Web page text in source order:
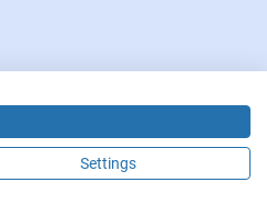
2661 Luxembourg
Settings